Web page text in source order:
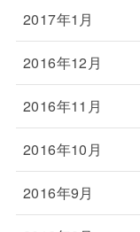
2017年1月
2016年12月
2016年11月
2016年10月
2016年9月